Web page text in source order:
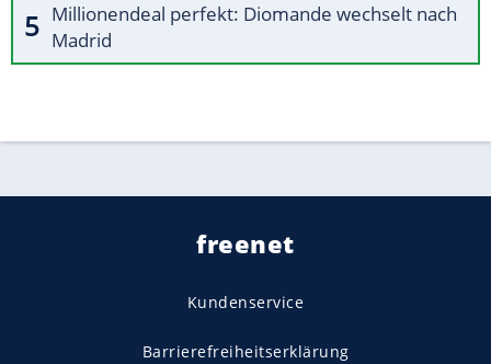
Millionendeal perfekt: Diomande wechselt nach
Madrid
freenet
Kundenservice
Barrierefreiheitserklärung